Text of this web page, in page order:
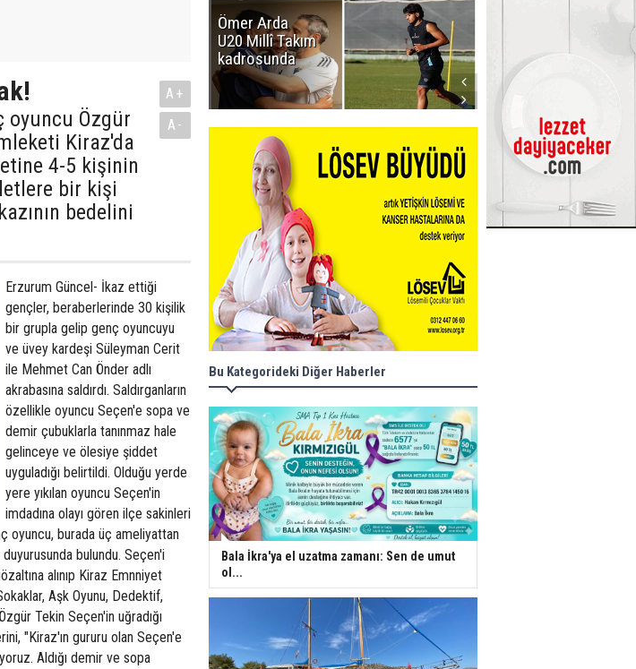
oyuncu Özgür
Kiraz'da
4-5 kişinin
bir kişi
bedelini
A+
A-
Erzurum Güncel- İkaz ettiği
gençler, beraberlerinde 30 kişilik
bir grupla gelip genç oyuncuyu
ve üvey kardeşi Süleyman Cerit
ile Mehmet Can Önder adlı
akrabasına saldırdı. Saldırganların
özellikle oyuncu Seçen'e sopa ve
demir çubuklarla tanınmaz hale
gelinceye ve ölesiye şiddet
uyguladığı belirtildi. Olduğu yerde
yere yıkılan oyuncu Seçen'in
imdadına olayı gören ilçe sakinleri
oyuncu, burada üç ameliyattan
bulundu. Seçen'i
alınıp Kiraz Emnniyet
Aşk Oyunu, Dedektif,
Tekin Seçen'in uğradığı
"Kiraz'ın gururu olan Seçen'e
Aldığı demir ve sopa
Ömer Arda
U20 Millî Takım
kadrosunda
lütfen!
Bu Kategorideki Diğer Haberler
Bala İkra'ya el uzatma zamanı: Sen de umut
ol...